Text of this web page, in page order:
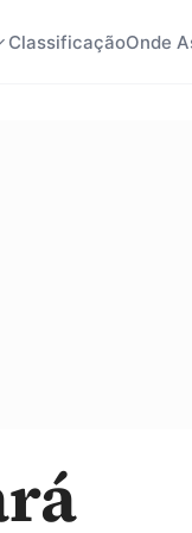
ClassificaçãoOnde